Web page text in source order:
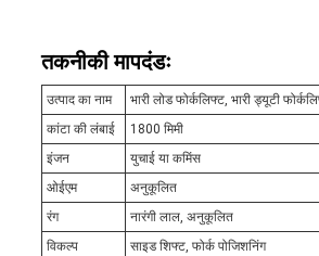
तकनीकी मापदंडः
उत्पाद का नाम
भारी लोड फोर्कलिफ्ट, भारी ड्यूटी
कांटा की लंबाई
1800 मिमी
इंजन
युचाई या कमिंस
ओईएम
अनुकूलित
रंग
नारंगी लाल, अनुकूलित
विकल्प
साइड शिफ्ट, फोर्क पोजिशनिंग